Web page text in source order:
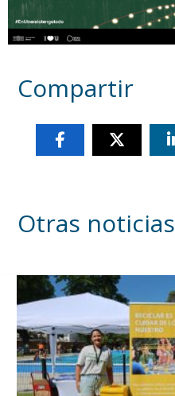
Compartir
Otras noticias